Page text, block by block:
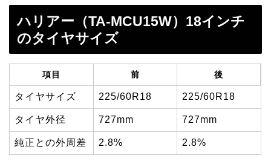
ハリアー（TA-MCU15W）18インチ
のタイヤサイズ
項目 前 後
タイヤサイズ 225/60R18 225/60R18
タイヤ外径 727mm 727mm
純正との外周差 2.8% 2.8%